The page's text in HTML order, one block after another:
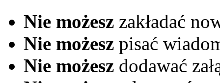
Nie możesz zakładać
Nie możesz pisać
Nie możesz dodawać